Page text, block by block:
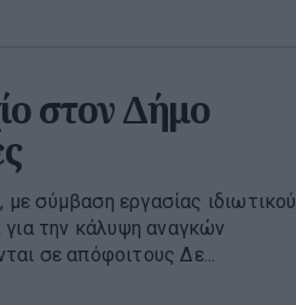
στον Δήμο
σύμβαση εργασίας ιδιωτικού
για την κάλυψη αναγκών
σε απόφοιτους Δε...